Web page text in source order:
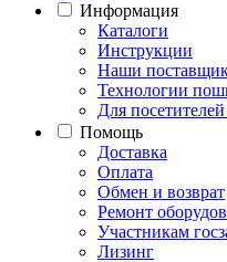
Информация
Каталоги
Инструкции
Наши
Технологии
Для
Помощь
Доставка
Оплата
Обмен и возврат
Ремонт
Участникам
Лизинг